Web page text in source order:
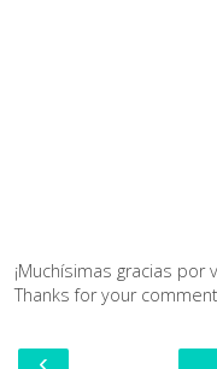
¡Muchísimas gracias
Thanks for your